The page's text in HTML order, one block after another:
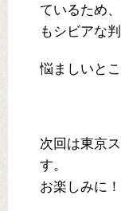
ているため
もシビアな
悩ましいと
次回は東京
す。
お楽しみに！